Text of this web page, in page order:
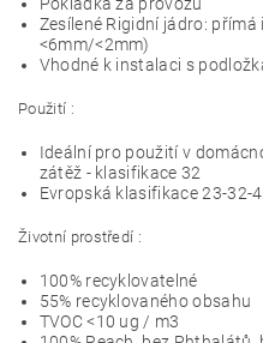
Zesílené Rigidní jádro:
<6mm/<2mm)
Vhodné k instalaci s
Použití :
Ideální pro použití v
zátěž - klasifikace 32
Evropská klasifikace 23-32-
Životní prostředí :
100% recyklovatelné
55% recyklovaného obsahu
TVOC <10 ug / m3